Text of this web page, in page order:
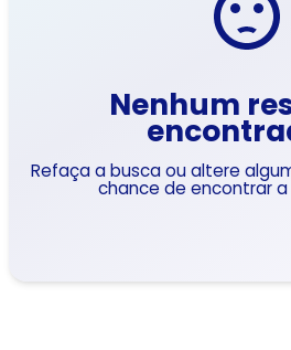
Nenhum
Refaça a busca ou altere
chance de encontrar